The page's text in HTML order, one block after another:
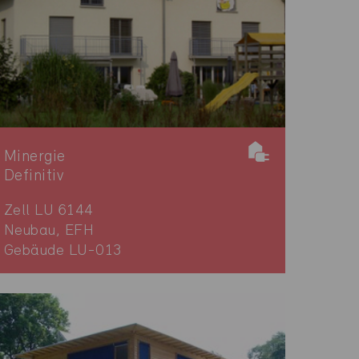
Minergie
Definitiv
Zell LU 6144
Neubau, EFH
Gebäude LU-013